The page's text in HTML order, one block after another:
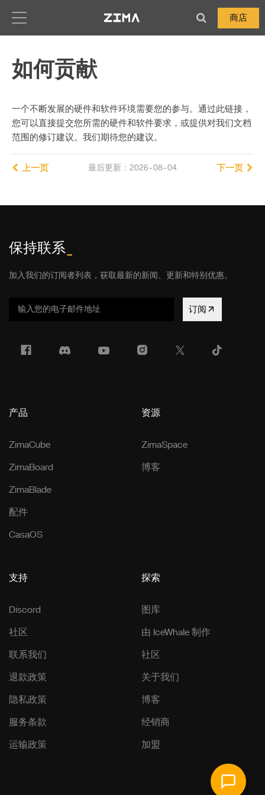
商店
如何贡献
一个不断发展的硬件和软件环境需要您的参与。通过此链接，
您可以直接提交您所需的硬件和软件要求，或提供对我们文档
范围的修订建议。我们期待您的建议。
最后更新：2026-08-04
上一页 下一页
保持联系
加入我们的订阅者列表，获取最新的新闻、更新和特别优惠。
订阅
产品
ZimaCube
ZimaBoard
ZimaBlade
配件
CasaOS
资源
ZimaSpace
博客
支持
Discord
社区
联系我们
退款政策
隐私政策
服务条款
运输政策
探索
图库
由 IceWhale 制作
社区
关于我们
博客
经销商
加盟